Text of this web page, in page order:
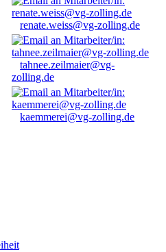
renate.weiss@vg-zolling.de
tahnee.zeilmaier@vg-
zolling.de
kaemmerei@vg-zolling.de